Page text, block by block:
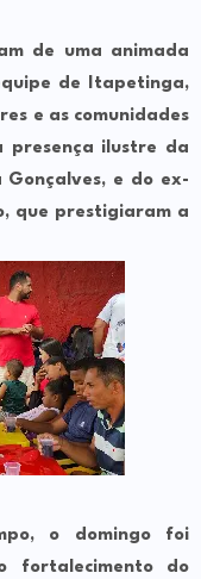
de uma animada
de Itapetinga,
e as comunidades
presença ilustre da
Gonçalves, e do ex-
, que prestigiaram a
o domingo foi
fortalecimento do